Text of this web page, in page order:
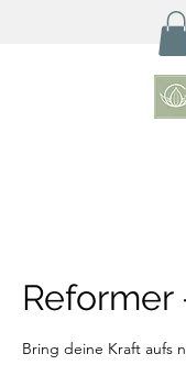
Reformer
Bring deine Kraft aufs